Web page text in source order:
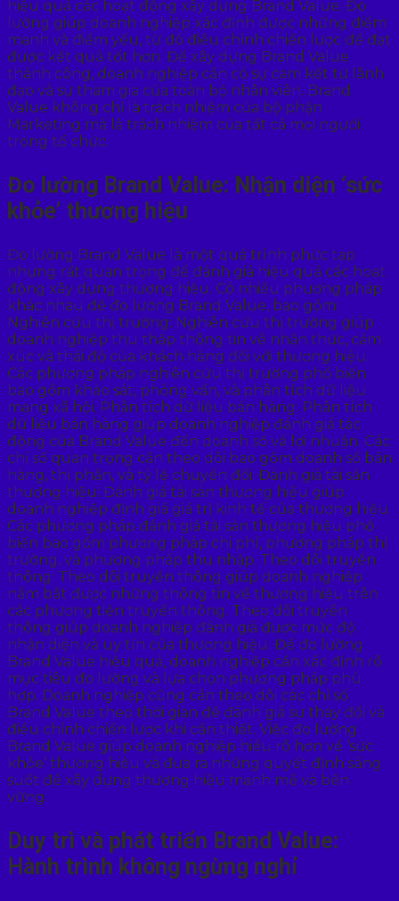
hiệu quả các hoạt động xây dựng Brand Value. Đo
lường giúp doanh nghiệp xác định được những điểm
mạnh và điểm yếu, từ đó điều chỉnh chiến lược để đạt
được kết quả tốt hơn. Để xây dựng Brand Value
thành công, doanh nghiệp cần có sự cam kết từ lãnh
đạo và sự tham gia của toàn bộ nhân viên. Brand
Value không chỉ là trách nhiệm của bộ phận
Marketing mà là trách nhiệm của tất cả mọi người
trong tổ chức.
Đo lường Brand Value: Nhận diện ‘sức
khỏe’ thương hiệu
Đo lường Brand Value là một quá trình phức tạp
nhưng rất quan trọng để đánh giá hiệu quả các hoạt
động xây dựng thương hiệu. Có nhiều phương pháp
khác nhau để đo lường Brand Value, bao gồm:
Nghiên cứu thị trường: Nghiên cứu thị trường giúp
doanh nghiệp thu thập thông tin về nhận thức, cảm
xúc và thái độ của khách hàng đối với thương hiệu.
Các phương pháp nghiên cứu thị trường phổ biến
bao gồm khảo sát, phỏng vấn, và phân tích dữ liệu
mạng xã hội. Phân tích dữ liệu bán hàng: Phân tích
dữ liệu bán hàng giúp doanh nghiệp đánh giá tác
động của Brand Value đến doanh số và lợi nhuận. Các
chỉ số quan trọng cần theo dõi bao gồm doanh số bán
hàng, thị phần, và tỷ lệ chuyển đổi. Đánh giá tài sản
thương hiệu: Đánh giá tài sản thương hiệu giúp
doanh nghiệp định giá giá trị kinh tế của thương hiệu.
Các phương pháp đánh giá tài sản thương hiệu phổ
biến bao gồm phương pháp chi phí, phương pháp thị
trường, và phương pháp thu nhập. Theo dõi truyền
thông: Theo dõi truyền thông giúp doanh nghiệp
nắm bắt được những thông tin về thương hiệu trên
các phương tiện truyền thông. Theo dõi truyền
thông giúp doanh nghiệp đánh giá được mức độ
nhận diện và uy tín của thương hiệu. Để đo lường
Brand Value hiệu quả, doanh nghiệp cần xác định rõ
mục tiêu đo lường và lựa chọn phương pháp phù
hợp. Doanh nghiệp cũng cần theo dõi các chỉ số
Brand Value theo thời gian để đánh giá sự thay đổi và
điều chỉnh chiến lược khi cần thiết. Việc đo lường
Brand Value giúp doanh nghiệp hiểu rõ hơn về ‘sức
khỏe’ thương hiệu và đưa ra những quyết định sáng
suốt để xây dựng thương hiệu mạnh mẽ và bền
vững.
Duy trì và phát triển Brand Value:
Hành trình không ngừng nghỉ